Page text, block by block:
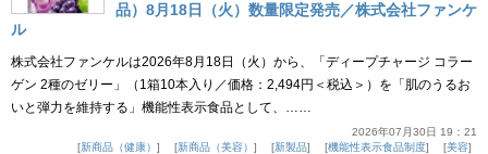
品）8月18日（火）数量限定発売／株式会社ファンケ
ル
株式会社ファンケルは2026年8月18日（火）から、「ディープチャージ コラー
ゲン 2種のゼリー」（1箱10本入り／価格：2,494円＜税込＞）を「肌のうるお
いと弾力を維持する」機能性表示食品として、……
2026年07月30日 19：21
新商品（健康）
新商品（美容） 新製品 機能性表示食品制度 美容